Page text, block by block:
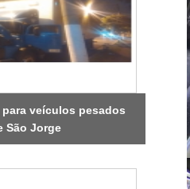
veículos pesados
São Jorge